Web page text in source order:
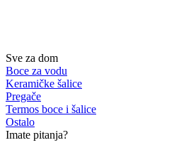
Sve za dom
Boce za vodu
Keramičke šalice
Pregače
Termos boce i šalice
Ostalo
Imate pitanja?